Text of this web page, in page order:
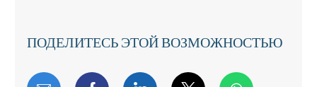
ПОДЕЛИТЕСЬ ЭТОЙ ВОЗМОЖНОСТЬЮ